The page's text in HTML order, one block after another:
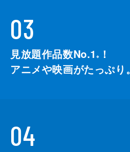
03
見放題作品数No.1 ※
！
アニメや映画がたっぷり。
04